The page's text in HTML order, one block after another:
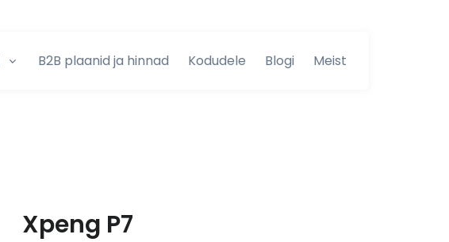
B2B plaanid ja hinnad Kodudele Blogi Meist
Xpeng P7